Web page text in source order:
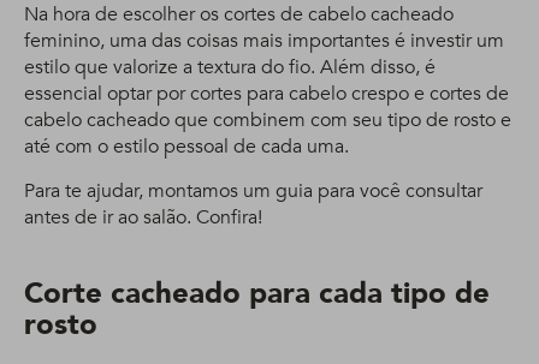
Na hora de escolher os cortes de cabelo cacheado
feminino, uma das coisas mais importantes é investir um
estilo que valorize a textura do fio. Além disso, é
essencial optar por cortes para cabelo crespo e cortes de
cabelo cacheado que combinem com seu tipo de rosto e
até com o estilo pessoal de cada uma.
Para te ajudar, montamos um guia para você consultar
antes de ir ao salão. Confira!
Corte cacheado para cada tipo de
rosto